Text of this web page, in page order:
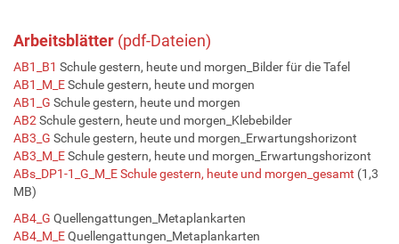
Arbeitsblätter (pdf-Dateien)
AB1_B1 Schule gestern, heute und morgen_Bilder für die Tafel
AB1_M_ESchule gestern, heute und morgen
AB1_G Schule gestern, heute und morgen
AB2 Schule gestern, heute und morgen_Klebebilder
AB3_G Schule gestern, heute und morgen_Erwartungshorizont
AB3_M_ESchule gestern, heute und morgen_Erwartungshorizont
ABs_DP1-1_G_M_E Schule gestern, heute und morgen_gesamt (1,3
MB)
AB4_G Quellengattungen_Metaplankarten
AB4_M_EQuellengattungen_Metaplankarten